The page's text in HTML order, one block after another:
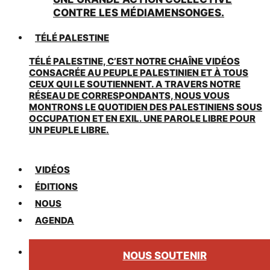
CONTRE LES MÉDIAMENSONGES.
TÉLÉ PALESTINE
TÉLÉ PALESTINE, C’EST NOTRE CHAÎNE VIDÉOS
CONSACRÉE AU PEUPLE PALESTINIEN ET À TOUS
CEUX QUI LE SOUTIENNENT. A TRAVERS NOTRE
RÉSEAU DE CORRESPONDANTS, NOUS VOUS
MONTRONS LE QUOTIDIEN DES PALESTINIENS SOUS
OCCUPATION ET EN EXIL. UNE PAROLE LIBRE POUR
UN PEUPLE LIBRE.
VIDÉOS
ÉDITIONS
NOUS
AGENDA
NOUS SOUTENIR